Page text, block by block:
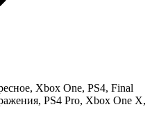
, Xbox One, PS4, Final
, PS4 Pro, Xbox One X,